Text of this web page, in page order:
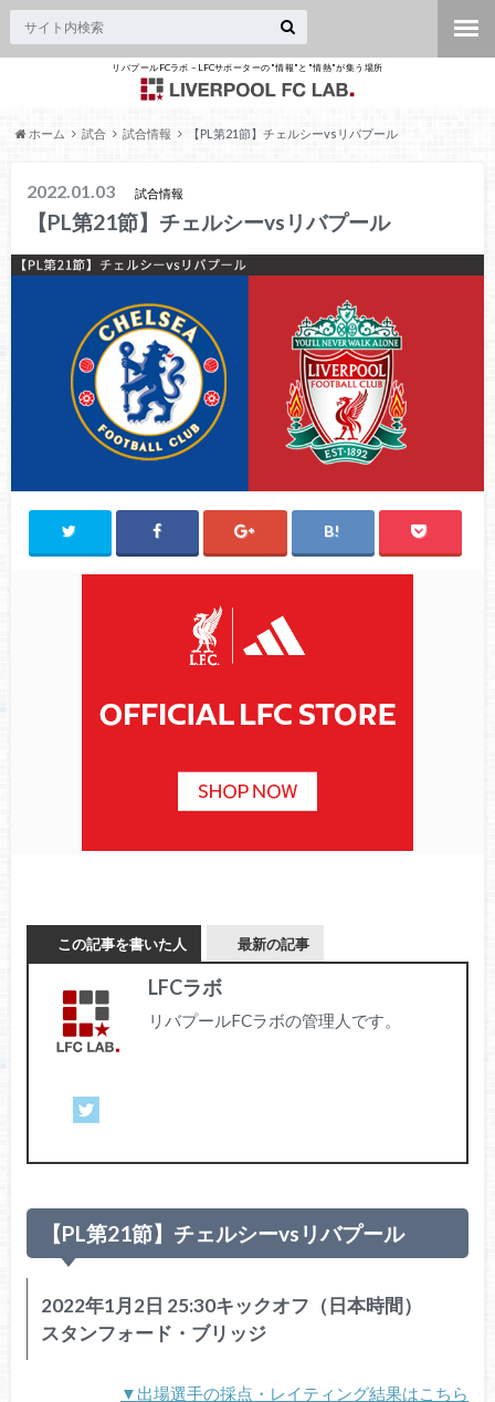
リバプールFCラボ – LFCサポーターの"情報"と"情熱"が集う場所
ホーム 試合 試合情報 【PL第21節】チェルシーvsリバプール
2022.01.03 試合情報
【PL第21節】チェルシーvsリバプール
この記事を書いた人 最新の記事
LFCラボ
リバプールFCラボの管理人です。
【PL第21節】チェルシーvsリバプール
2022年1月2日 25:30キックオフ（日本時間）
スタンフォード・ブリッジ
▼出場選手の採点・レイティング結果はこちら